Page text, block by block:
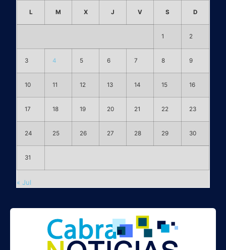
L M X J V S D
1 2
3 4 5 6 7 8 9
10 11 12 13 14 15 16
17 18 19 20 21 22 23
24 25 26 27 28 29 30
31
« Jul